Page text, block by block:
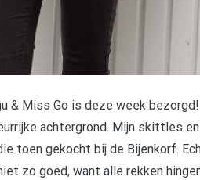
& Miss Go is deze week
achtergrond. Mijn skittles
toen gekocht bij de Bijenkorf.
zo goed, want alle rekken